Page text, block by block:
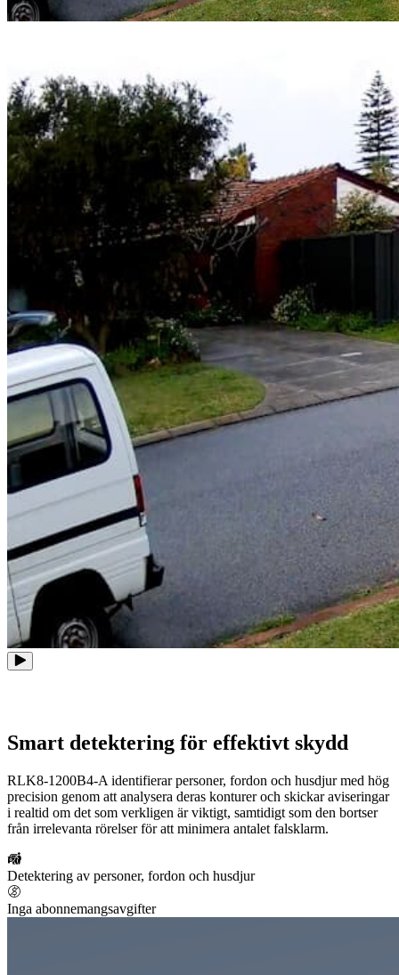
Smart detektering för effektivt skydd
RLK8-1200B4-A identifierar personer, fordon och husdjur med hög
precision genom att analysera deras konturer och skickar aviseringar
i realtid om det som verkligen är viktigt, samtidigt som den bortser
från irrelevanta rörelser för att minimera antalet falsklarm.
Detektering av personer, fordon och husdjur
Inga abonnemangsavgifter